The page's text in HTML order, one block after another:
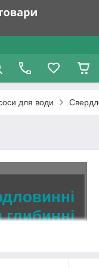
для води
глибинні
м для подачі